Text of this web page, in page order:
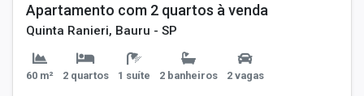
Apartamento com 2 quartos à venda
Quinta Ranieri, Bauru - SP
60 m² 2 quartos 1 suíte 2 banheiros 2 vagas